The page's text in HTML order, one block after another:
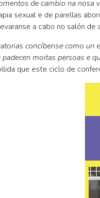
de cambio na nosa
sexual e de parellas
a cabo no salón
concíbense como
moitas persoas e
que este ciclo de